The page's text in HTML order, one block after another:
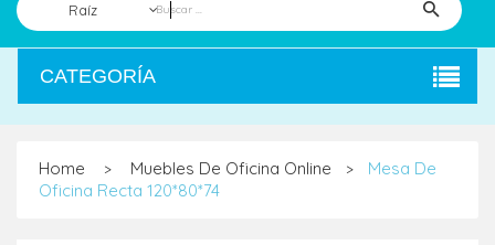
Raíz
CATEGORÍA
Home > Muebles De Oficina Online >
Mesa De
Oficina Recta 120*80*74